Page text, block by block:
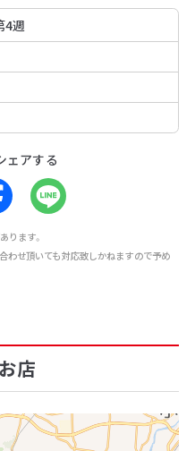
4週
ェアする
ります。
わせ頂いても対応致しかねますので予め
店